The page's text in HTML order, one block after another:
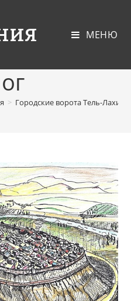
МЕНЮ
> Городские ворота Тель-